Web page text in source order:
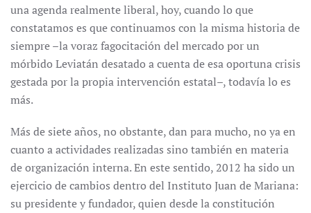
una agenda realmente liberal, hoy, cuando lo que
constatamos es que continuamos con la misma historia de
siempre –la voraz fagocitación del mercado por un
mórbido Leviatán desatado a cuenta de esa oportuna crisis
gestada por la propia intervención estatal–, todavía lo es
más.
Más de siete años, no obstante, dan para mucho, no ya en
cuanto a actividades realizadas sino también en materia
de organización interna. En este sentido, 2012 ha sido un
ejercicio de cambios dentro del Instituto Juan de Mariana:
su presidente y fundador, quien desde la constitución